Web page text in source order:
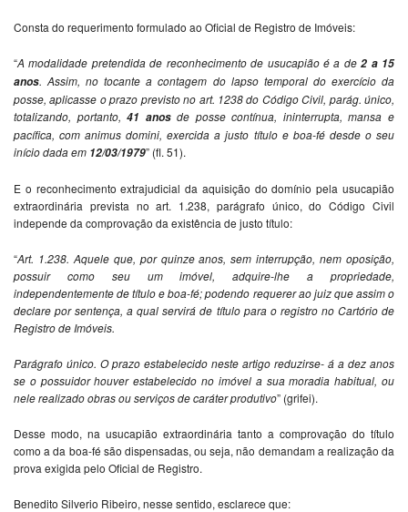
Consta do requerimento formulado ao Oficial de Registro de Imóveis:
“A modalidade pretendida de reconhecimento de usucapião é a de2 a 15
anos. Assim, no tocante a contagem do lapso temporal do exercício da
posse, aplicasse o prazo previsto no art. 1238 do Código Civil, parág. único,
totalizando, portanto,41 anosde posse contínua, ininterrupta, mansa e
pacífica, com animus domini, exercida a justo título e boa-fé desde o seu
início dada em 12/03/1979” (fl. 51).
E o reconhecimento extrajudicial da aquisição do domínio pela usucapião
extraordinária prevista no art. 1.238, parágrafo único, do Código Civil
independe da comprovação da existência de justo título:
“Art. 1.238. Aquele que, por quinze anos, sem interrupção, nem oposição,
possuir como seu um imóvel, adquire-lhe a propriedade,
independentemente de título e boa-fé; podendo requerer ao juiz que assim o
declare por sentença, a qual servirá de título para o registro no Cartório de
Registro de Imóveis.
Parágrafo único. O prazo estabelecido neste artigo reduzirse- á a dez anos
se o possuidor houver estabelecido no imóvel a sua moradia habitual, ou
nele realizado obras ou serviços de caráter produtivo” (grifei).
Desse modo, na usucapião extraordinária tanto a comprovação do título
como a da boa-fé são dispensadas, ou seja, não demandam a realização da
prova exigida pelo Oficial de Registro.
Benedito Silverio Ribeiro, nesse sentido, esclarece que: